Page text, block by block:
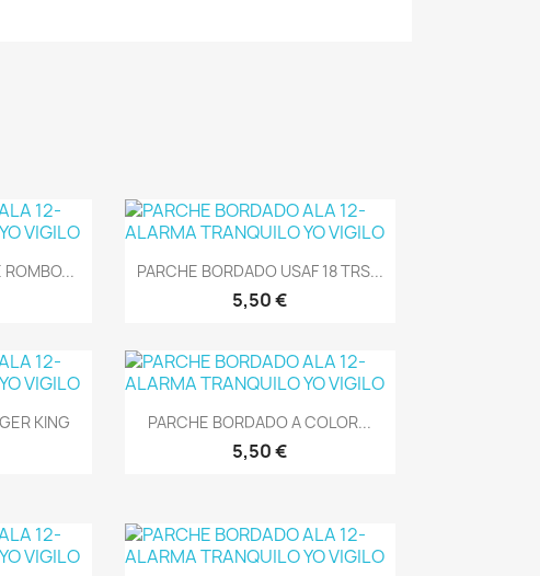
ROMBO... Vista rápida
PARCHE BORDADO USAF 18 TRS...
5,50 €
KING Vista rápida
PARCHE BORDADO A COLOR...
5,50 €